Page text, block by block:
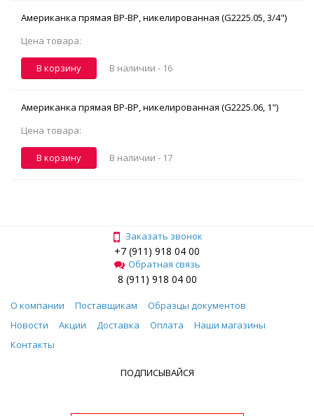
Американка прямая ВР-ВР, никелированная (G2225.05, 3/4")
Цена товара:
В корзину В наличии - 16
Американка прямая ВР-ВР, никелированная (G2225.06, 1")
Цена товара:
В корзину В наличии - 17
Заказать звонок
+7 (911) 918 04 00
Обратная связь
8 (911) 918 04 00
О компании Поставщикам
Образцы документов
Новости
Акции Доставка Оплата
Наши магазины
Контакты
ПОДПИСЫВАЙСЯ